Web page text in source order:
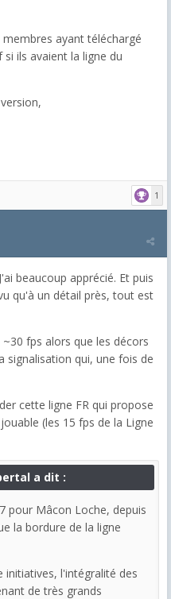
ayant téléchargé
ils avaient la ligne du
1
beaucoup apprécié. Et puis
qu'à un détail près, tout est
fps alors que les décors
signalisation qui, une fois de
cette ligne FR qui propose
(les 15 fps de la Ligne
a dit :
pour Mâcon Loche, depuis
la bordure de la ligne
initiatives, l'intégralité des
de très grands